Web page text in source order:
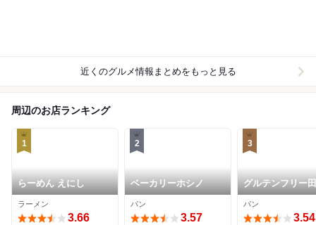
近くのグルメ情報まとめをもっと見る
周辺のお店ランキング
1
らーめん えにし
ラーメン
3.66
2
ベーカリーホシノ
パン
3.57
3
グルテンフリー
のパン工房 米魂
銀座本店
パン
3.54